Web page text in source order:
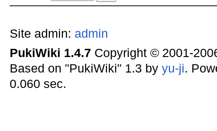
Site admin: admin
PukiWiki 1.4.7 Copyright © 2001-
Based on "PukiWiki" 1.3 by yu-ji.
0.060 sec.